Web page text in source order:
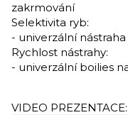
zakrmování
Selektivita ryb:
- univerzální
Rychlost nástrahy:
- univerzální boilies
VIDEO PREZENTACE: